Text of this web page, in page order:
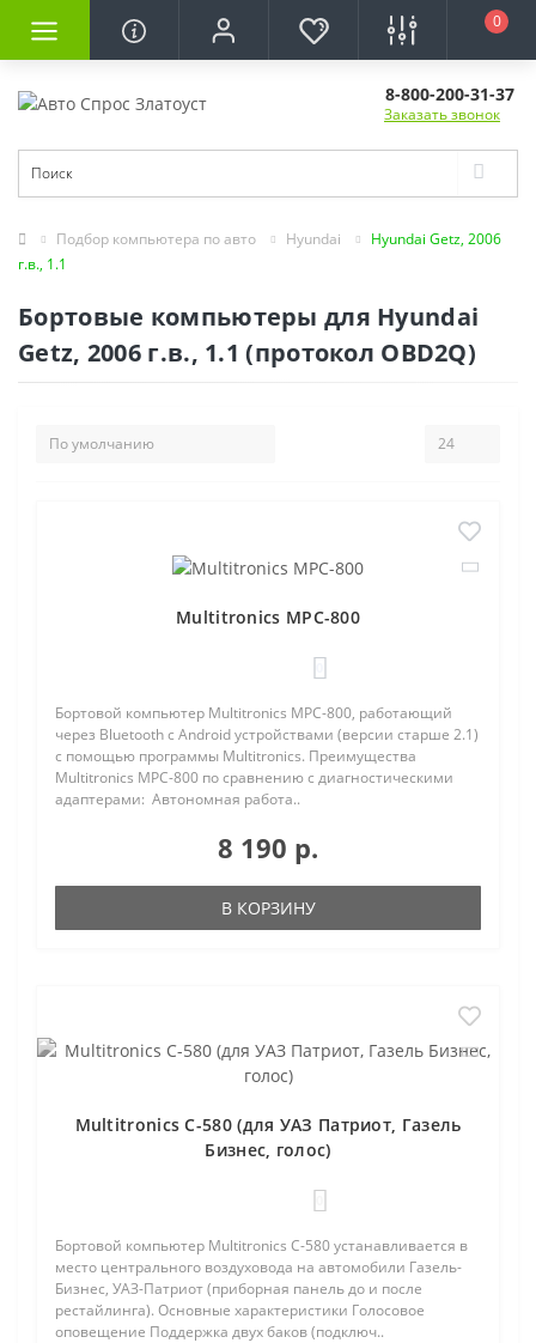
0
8-800-200-31-37
Заказать звонок
Подбор компьютера по авто Hyundai
Hyundai Getz, 2006
г.в., 1.1
Бортовые компьютеры для Hyundai
Getz, 2006 г.в., 1.1 (протокол OBD2Q)
Multitronics MPC-800
Бортовой компьютер Multitronics MPC-800, работающий
через Bluetooth с Android устройствами (версии старше 2.1)
с помощью программы Multitronics. Преимущества
Multitronics MPC-800 по сравнению с диагностическими
адаптерами: Автономная работа..
8 190 р.
В КОРЗИНУ
Multitronics C-580 (для УАЗ Патриот, Газель
Бизнес, голос)
Бортовой компьютер Multitronics C-580 устанавливается в
место центрального воздуховода на автомобили Газель-
Бизнес, УАЗ-Патриот (приборная панель до и после
рестайлинга). Основные характеристики Голосовое
оповещение Поддержка двух баков (подключ..